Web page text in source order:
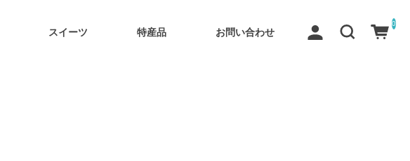
スイーツ 特産品 お問い合わせ
0